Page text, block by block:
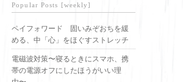
Popular Posts [weekly]
ペイフォワード 固いみぞおちを緩
める、中「心」をほぐすストレッチ
電磁波対策〜寝るときにスマホ、携
帯の電源オフにしたほうがいい理